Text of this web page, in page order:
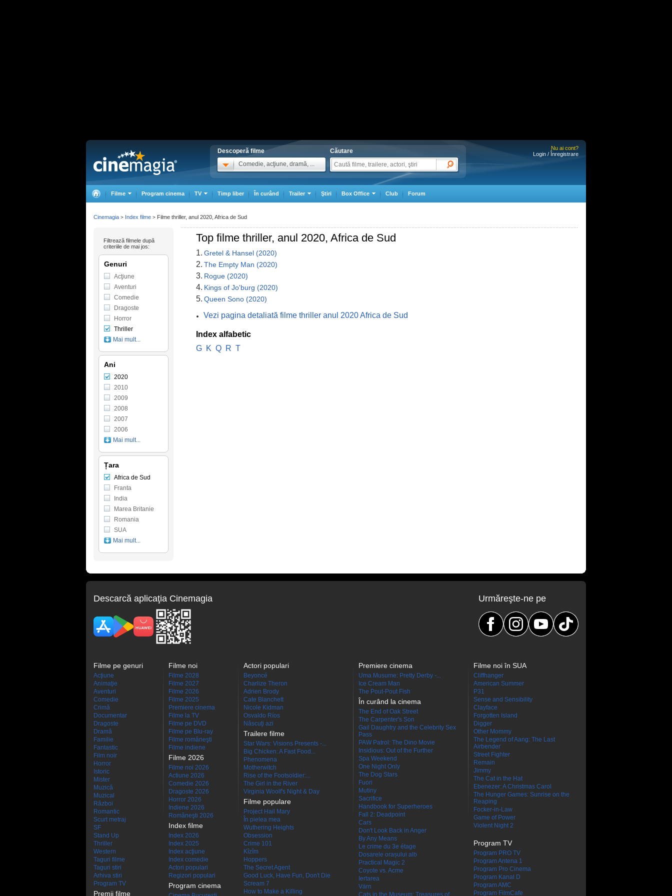
Descoperă filme
Comedie, acţiune, dramă, ...
Căutare
Nu ai cont?
Login / Înregistrare
Filme Program cinema TV Timp liber În curând Trailer Ştiri Box Office Club Forum
Top filme thriller, anul 2020, Africa de Sud
1. Gretel & Hansel (2020)
2. The Empty Man (2020)
3. Rogue (2020)
4. Kings of Jo'burg (2020)
5. Queen Sono (2020)
Vezi pagina detaliată filme thriller anul 2020 Africa de Sud
Index alfabetic
G K Q R T
Filtrează filmele după
criteriile de mai jos:
Genuri
Acţiune
Aventuri
Comedie
Dragoste
Horror
Thriller
Mai mult...
Ani
2020
2010
2009
2008
2007
2006
Mai mult...
Țara
Africa de Sud
Franta
India
Marea Britanie
Romania
SUA
Mai mult...
Cinemagia > Index filme > Filme thriller, anul 2020, Africa de Sud
Descarcă aplicaţia Cinemagia Urmăreşte-ne pe
Filme pe genuri
Acţiune
Animaţie
Aventuri
Comedie
Crimă
Documentar
Dragoste
Dramă
Familie
Fantastic
Film noir
Horror
Istoric
Mister
Muzică
Muzical
Război
Romantic
Scurt metraj
SF
Stand Up
Thriller
Western
Taguri filme
Taguri stiri
Arhiva stiri
Program TV
Premii filme
Filme noi
Filme 2028
Filme 2027
Filme 2026
Filme 2025
Premiere cinema
Filme la TV
Filme pe DVD
Filme pe Blu-ray
Filme româneşti
Filme indiene
Filme 2026
Filme noi 2026
Actiune 2026
Comedie 2026
Dragoste 2026
Horror 2026
Indiene 2026
Româneşti 2026
Index filme
Index 2026
Index 2025
Index acţiune
Index comedie
Actori populari
Regizori populari
Program cinema
Actori populari
Beyoncé
Charlize Theron
Adrien Brody
Cate Blanchett
Nicole Kidman
Osvaldo Ríos
Născuţi azi
Trailere filme
Star Wars: Visions Presents -...
Big Chicken: A Fast Food...
Phenomena
Motherwitch
Rise of the Footsoldier:...
The Girl in the River
Virginia Woolf's Night & Day
Filme populare
Project Hail Mary
În pielea mea
Wuthering Heights
Obsession
Crime 101
Kîzîm
Hoppers
The Secret Agent
Good Luck, Have Fun, Don't Die
Scream 7
How to Make a Killing
Premiere cinema
Uma Musume: Pretty Derby -...
Ice Cream Man
The Pout-Pout Fish
În curând la cinema
The End of Oak Street
The Carpenter's Son
Gail Daughtry and the Celebrity Sex
Pass
PAW Patrol: The Dino Movie
Insidious: Out of the Further
Spa Weekend
One Night Only
The Dog Stars
Fuori
Mutiny
Sacrifice
Handbook for Superheroes
Fall 2: Deadpoint
Cars
Don't Look Back in Anger
By Any Means
Le crime du 3e étage
Dosarele orașului alb
Practical Magic 2
Coyote vs. Acme
Iertarea
Värn
Cats in the Museum: Treasures of
Filme noi în SUA
Cliffhanger
American Summer
P31
Sense and Sensibility
Clayface
Forgotten Island
Digger
Other Mommy
The Legend of Aang: The Last
Airbender
Street Fighter
Remain
Jimmy
The Cat in the Hat
Ebenezer: A Christmas Carol
The Hunger Games: Sunrise on the
Reaping
Focker-in-Law
Game of Power
Violent Night 2
Program TV
Program PRO TV
Program Antena 1
Program Pro Cinema
Program Kanal D
Program AMC
Program FilmCafe